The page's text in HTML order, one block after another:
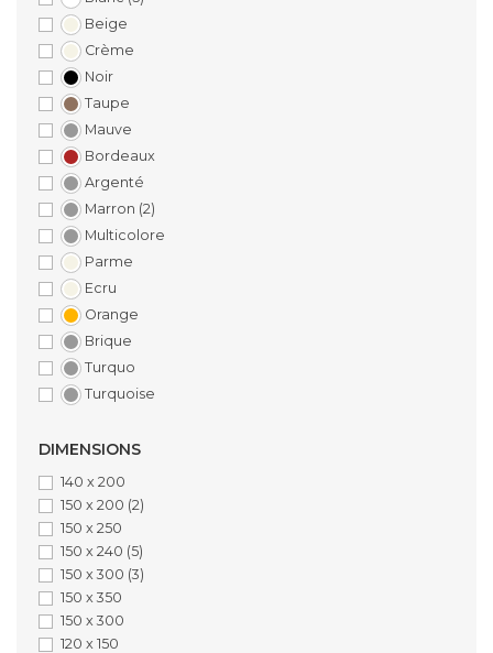
Beige
Crème
Noir
Taupe
Mauve
Bordeaux
Argenté
Marron (2)
Multicolore
Parme
Ecru
Orange
Brique
Turquo
Turquoise
DIMENSIONS
140 x 200
150 x 200 (2)
150 x 250
150 x 240 (5)
150 x 300 (3)
150 x 350
150 x 300
120 x 150